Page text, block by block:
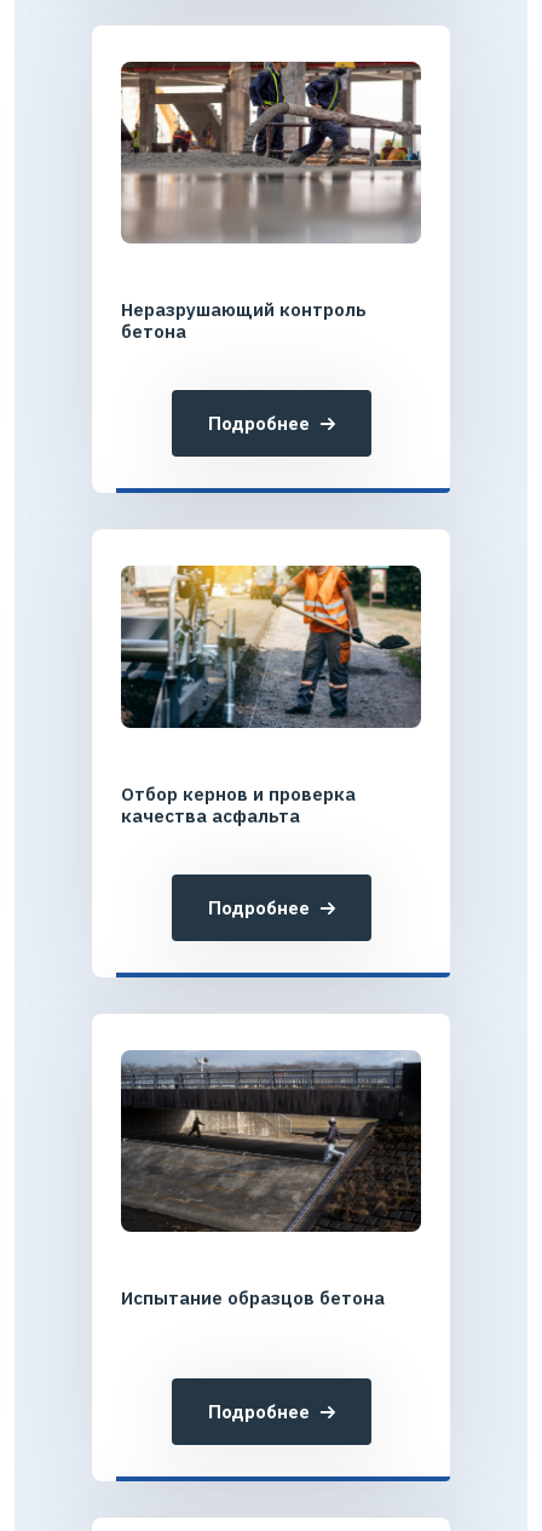
Неразрушающий контроль
бетона
Подробнее
Отбор кернов и проверка
качества асфальта
Подробнее
Испытание образцов бетона
Подробнее